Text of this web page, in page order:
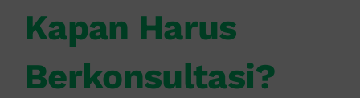
Kapan Harus
Berkonsultasi?